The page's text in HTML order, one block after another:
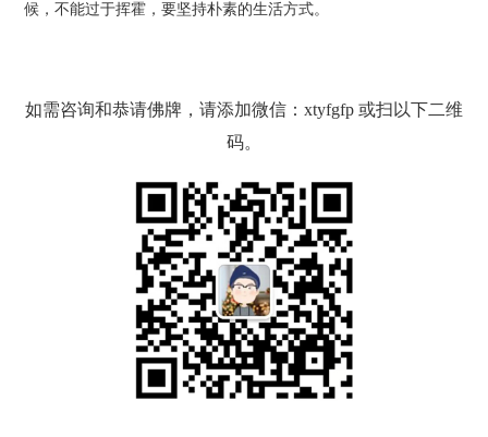
候，不能过于挥霍，要坚持朴素的生活方式。
如需咨询和恭请佛牌，请添加微信：xtyfgfp 或扫以下二维
码。